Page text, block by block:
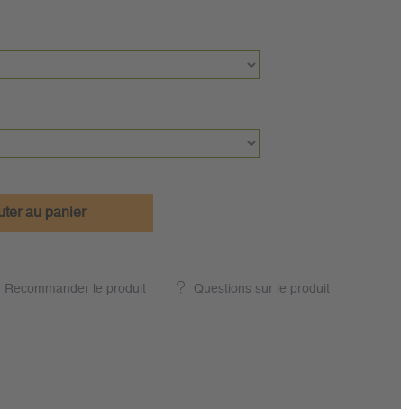
au panier
Recommander le produit Questions sur le produit